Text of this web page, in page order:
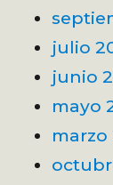
julio
junio
mayo
marzo